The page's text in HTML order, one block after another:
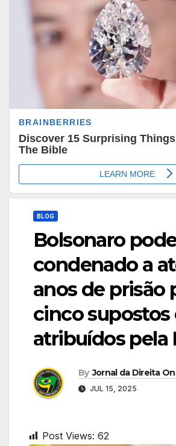
BLOG
Bolsonaro
condenado a
anos de prisão
cinco supostos
atribuídos pela
By Jornal da Direita
JUL 15, 2025
Post Views: 62